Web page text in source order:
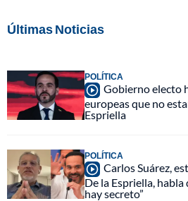
Últimas Noticias
POLÍTICA
Gobierno electo
europeas que no
Espriella
POLÍTICA
Carlos Suárez,
De la Espriella,
hay secreto”